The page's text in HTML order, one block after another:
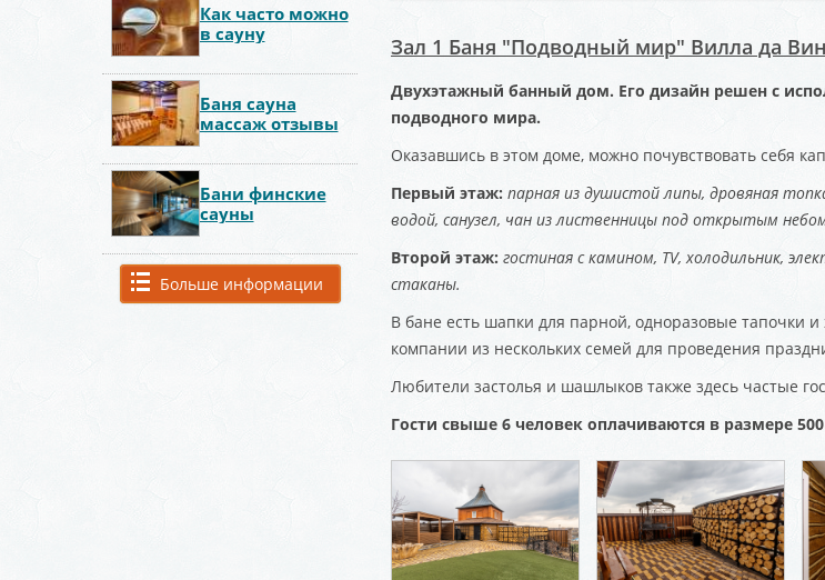
Как часто можно
в сауну
Баня сауна
массаж отзывы
Бани финские
сауны
Больше информации
Зал 1 Баня "Подводный мир" Вилла да
Двухэтажный банный дом. Его дизайн решен с
подводного мира.
Оказавшись в этом доме, можно почувствовать себя
Первый этаж: парная из душистой липы, дровяная
водой, санузел, чан из лиственницы под открытым
Второй этаж: гостиная с камином, TV, холодильник,
стаканы.
В бане есть шапки для парной, одноразовые тапочки
компании из нескольких семей для проведения
Любители застолья и шашлыков также здесь частые
Гости свыше 6 человек оплачиваются в размере